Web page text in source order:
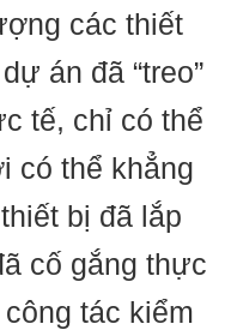
các thiết
án đã “treo”
tế, chỉ có thể
có thể khẳng
bị đã lắp
cố gắng thực
tác kiểm